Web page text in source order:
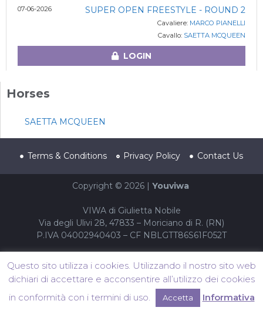
07-06-2026 SUPER OPEN FREESTYLE - ROUND 2
Cavaliere: MARCO PIANELLI
Cavallo: SAETTA MCQUEEN
LOGIN
Horses
SAETTA MCQUEEN
Terms & Conditions Privacy Policy Contact Us
Copyright © 2026 | Youviwa
VIWA di Giulietta Nobile
Via degli Ulivi 28, 47833 – Moriciano di R. (RN)
P.IVA 04002940403 – CF NBLGTT86S61F052T
Questo sito utilizza i cookies. Utilizzando il nostro sito web
dichiari di accettare e acconsentire all’utilizzo dei cookies
in conformità con i termini di uso.
Accetta Informativa